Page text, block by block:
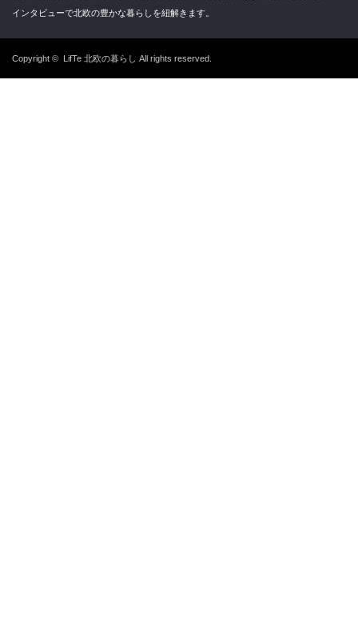
インタビューで北欧の豊かな暮らしを紐解きます。
Copyright © LifTe 北欧の暮らし All rights reserved.